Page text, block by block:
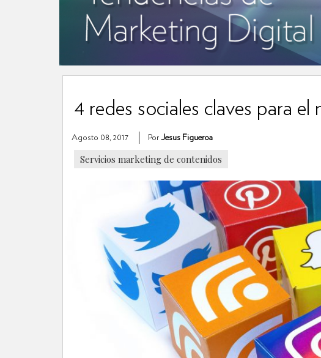
4 redes sociales claves para
Agosto 08, 2017 PorJesus Figueroa
Servicios marketing de contenidos
VER